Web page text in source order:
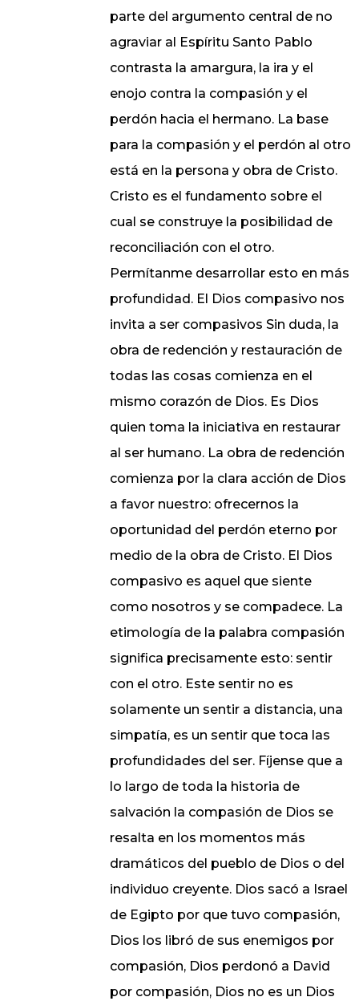
parte del argumento central de no
agraviar al Espíritu Santo Pablo
contrasta la amargura, la ira y el
enojo contra la compasión y el
perdón hacia el hermano. La base
para la compasión y el perdón al otro
está en la persona y obra de Cristo.
Cristo es el fundamento sobre el
cual se construye la posibilidad de
reconciliación con el otro.
Permítanme desarrollar esto en más
profundidad. El Dios compasivo nos
invita a ser compasivos Sin duda, la
obra de redención y restauración de
todas las cosas comienza en el
mismo corazón de Dios. Es Dios
quien toma la iniciativa en restaurar
al ser humano. La obra de redención
comienza por la clara acción de Dios
a favor nuestro: ofrecernos la
oportunidad del perdón eterno por
medio de la obra de Cristo. El Dios
compasivo es aquel que siente
como nosotros y se compadece. La
etimología de la palabra compasión
significa precisamente esto: sentir
con el otro. Este sentir no es
solamente un sentir a distancia, una
simpatía, es un sentir que toca las
profundidades del ser. Fíjense que a
lo largo de toda la historia de
salvación la compasión de Dios se
resalta en los momentos más
dramáticos del pueblo de Dios o del
individuo creyente. Dios sacó a Israel
de Egipto por que tuvo compasión,
Dios los libró de sus enemigos por
compasión, Dios perdonó a David
por compasión, Dios no es un Dios